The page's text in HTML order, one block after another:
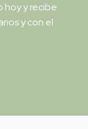
hoy y recibe
y con el